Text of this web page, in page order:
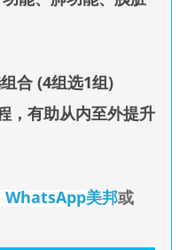
合 (4组选1组)
，有助从内至外提升
WhatsApp美邦或